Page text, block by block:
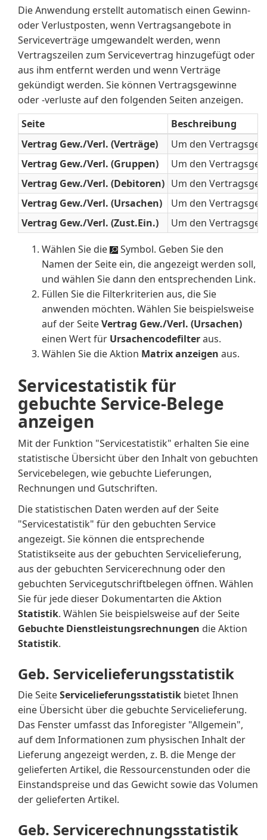
Die Anwendung erstellt automatisch einen Gewinn-
oder Verlustposten, wenn Vertragsangebote in
Serviceverträge umgewandelt werden, wenn
Vertragszeilen zum Servicevertrag hinzugefügt oder
aus ihm entfernt werden und wenn Verträge
gekündigt werden. Sie können Vertragsgewinne
oder -verluste auf den folgenden Seiten anzeigen.
Seite
Beschreibung
Vertrag Gew./Verl. (Verträge)
Um den
Vertrag Gew./Verl. (Gruppen)
Um den
Vertrag Gew./Verl. (Debitoren) Um den
Vertrag Gew./Verl. (Ursachen)
Um den
Vertrag Gew./Verl. (Zust.Ein.)
Um den
Wählen Sie die
Symbol. Geben Sie den
Namen der Seite ein, die angezeigt werden soll,
und wählen Sie dann den entsprechenden Link.
Füllen Sie die Filterkriterien aus, die Sie
anwenden möchten. Wählen Sie beispielsweise
auf der SeiteVertrag Gew./Verl. (Ursachen)
einen Wert für Ursachencodefilteraus.
Wählen Sie die Aktion Matrix anzeigen aus.
Servicestatistik für
gebuchte Service-Belege
anzeigen
Mit der Funktion "Servicestatistik" erhalten Sie eine
statistische Übersicht über den Inhalt von gebuchten
Servicebelegen, wie gebuchte Lieferungen,
Rechnungen und Gutschriften.
Die statistischen Daten werden auf der Seite
"Servicestatistik" für den gebuchten Service
angezeigt. Sie können die entsprechende
Statistikseite aus der gebuchten Servicelieferung,
aus der gebuchten Servicerechnung oder den
gebuchten Servicegutschriftbelegen öffnen. Wählen
Sie für jede dieser Dokumentarten die Aktion
Statistik. Wählen Sie beispielsweise auf der Seite
Gebuchte Dienstleistungsrechnungen die Aktion
Statistik.
Geb. Servicelieferungsstatistik
Die SeiteServicelieferungsstatistik bietet Ihnen
eine Übersicht über die gebuchte Servicelieferung.
Das Fenster umfasst das Inforegister "Allgemein",
auf dem Informationen zum physischen Inhalt der
Lieferung angezeigt werden, z. B. die Menge der
gelieferten Artikel, die Ressourcenstunden oder die
Einstandspreise und das Gewicht sowie das Volumen
der gelieferten Artikel.
Geb. Servicerechnungsstatistik